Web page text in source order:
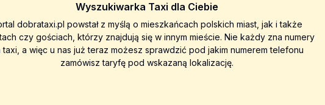
Wyszukiwarka Taxi dla Ciebie
dobrataxi.pl powstał z myślą o mieszkańcach polskich miast, jak i także
czy gościach, którzy znajdują się w innym mieście. Nie każdy zna numery
taxi, a więc u nas już teraz możesz sprawdzić pod jakim numerem telefonu
zamówisz taryfę pod wskazaną lokalizację.